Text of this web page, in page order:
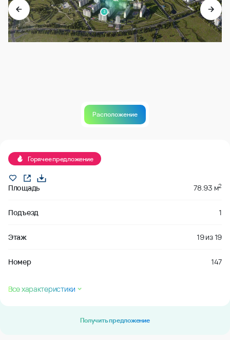
3
Расположение
Горячее предложение
Площадь 78.93 м2
Подъезд 1
Этаж 19из19
Номер 147
Все характеристики
Получить предложение